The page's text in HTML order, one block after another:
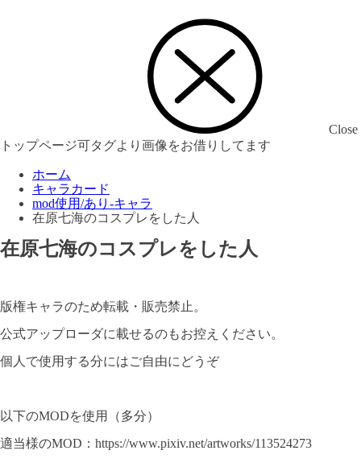
Close
トップページ可タグより画像をお借りしてます
ホーム
キャラカード
mod使用/あり-キャラ
在原七海のコスプレをした人
在原七海のコスプレをした人
版権キャラのため転載・販売禁止。
公式アップローダに載せるのもお控えください。
個人で使用する分にはご自由にどうぞ
以下のMODを使用（多分）
適当様のMOD：https://www.pixiv.net/artworks/113524273